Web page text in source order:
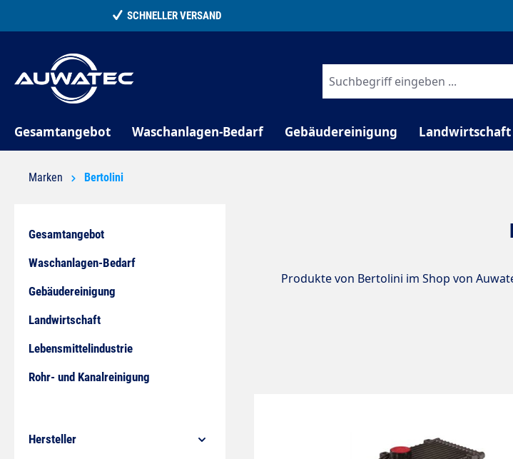
Zur Hauptnavigation springen
Gesamtangebot Waschanlagen-Bedarf Gebäudereinigung Landwirtschaft
Marken Bertolini
Gesamtangebot
Waschanlagen-Bedarf
Gebäudereinigung
Landwirtschaft
Lebensmittelindustrie
Rohr- und Kanalreinigung
Hersteller
Produkte von Bertolini im Shop von